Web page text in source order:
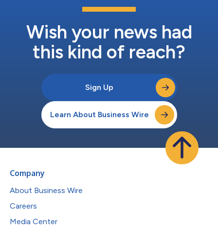
标杆。” 此次启幕将率先呈献六家世界级奢华度假酒店，并配备专
属游艇俱乐部、海洋生物研究中心、先进的游艇码头及繁华的码头
Wish your news had
this kind of reach?
Sign Up
Learn About Business Wire
Company
About Business Wire
Careers
Media Center